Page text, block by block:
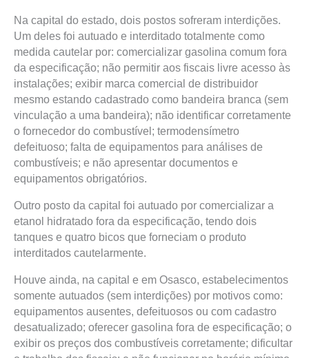
Na capital do estado, dois postos sofreram interdições.
Um deles foi autuado e interditado totalmente como
medida cautelar por: comercializar gasolina comum fora
da especificação; não permitir aos fiscais livre acesso às
instalações; exibir marca comercial de distribuidor
mesmo estando cadastrado como bandeira branca (sem
vinculação a uma bandeira); não identificar corretamente
o fornecedor do combustível; termodensímetro
defeituoso; falta de equipamentos para análises de
combustíveis; e não apresentar documentos e
equipamentos obrigatórios.
Outro posto da capital foi autuado por comercializar a
etanol hidratado fora da especificação, tendo dois
tanques e quatro bicos que forneciam o produto
interditados cautelarmente.
Houve ainda, na capital e em Osasco, estabelecimentos
somente autuados (sem interdições) por motivos como:
equipamentos ausentes, defeituosos ou com cadastro
desatualizado; oferecer gasolina fora de especificação; o
exibir os preços dos combustíveis corretamente; dificultar